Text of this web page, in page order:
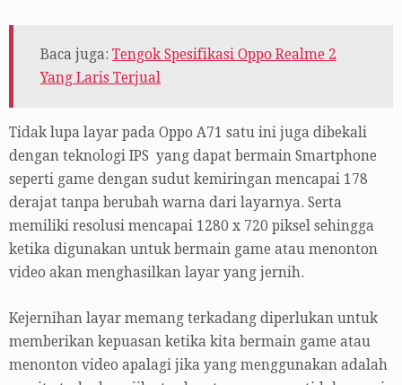
Baca juga: Tengok Spesifikasi Oppo Realme 2
Yang Laris Terjual
Tidak lupa layar pada Oppo A71 satu ini juga dibekali
dengan teknologi IPS yang dapat bermain Smartphone
seperti game dengan sudut kemiringan mencapai 178
derajat tanpa berubah warna dari layarnya. Serta
memiliki resolusi mencapai 1280 x 720 piksel sehingga
ketika digunakan untuk bermain game atau menonton
video akan menghasilkan layar yang jernih.
Kejernihan layar memang terkadang diperlukan untuk
memberikan kepuasan ketika kita bermain game atau
menonton video apalagi jika yang menggunakan adalah